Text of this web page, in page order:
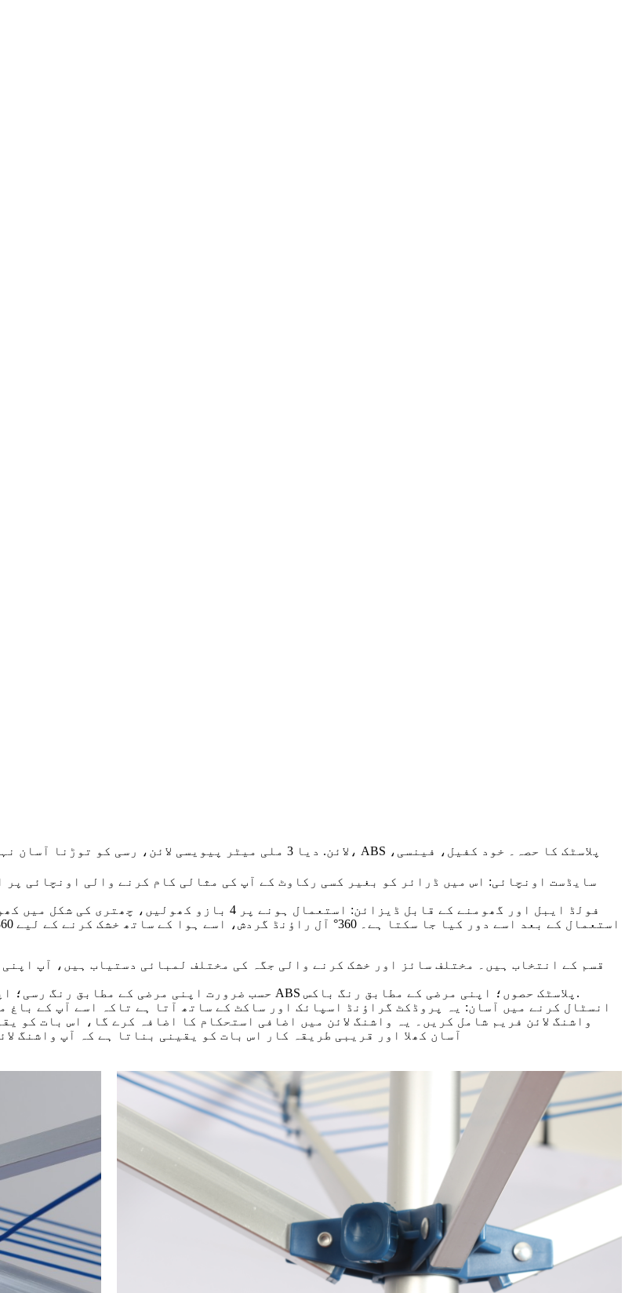
5. حسب ضرورت اپنی مرضی کے مطابق رنگ رسی؛ اپنی مرضی کے مطابق روٹری ایرر سائز؛ اپنی مرضی کے مطابق رنگ ABS پلاسٹک حصوں؛ اپنی مرضی کے مطابق رنگ باکس.
واشنگ لائن فریم شامل کریں۔ یہ واشنگ لائن میں اضافی استحکام کا اضافہ کرے گا، اس بات کو
آسان کھلا اور قریبی طریقہ کار اس بات کو یقینی بناتا ہے کہ آپ واشنگ